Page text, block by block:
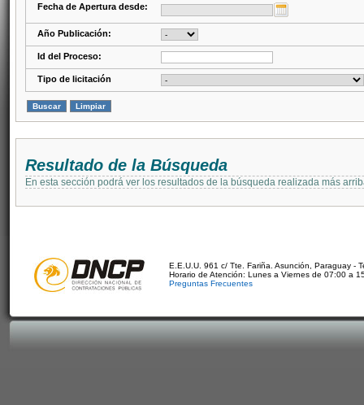
Fecha de Apertura desde:
Año Publicación:
Id del Proceso:
Tipo de licitación
Resultado de la Búsqueda
En esta sección podrá ver los resultados de la búsqueda realizada más
E.E.U.U. 961 c/ Tte. Fariña. Asunción, Paraguay -
Horario de Atención: Lunes a Viernes de 07:00 a
Preguntas Frecuentes